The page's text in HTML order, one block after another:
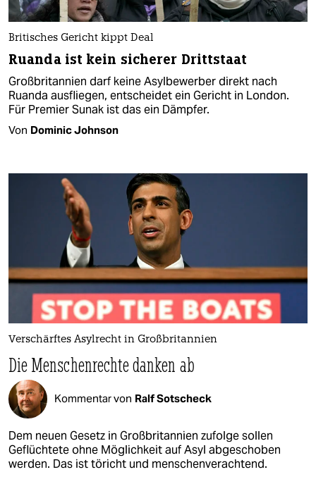
Britisches Gericht kippt Deal
Ruanda ist kein sicherer Drittstaat
Großbritannien darf keine Asylbewerber direkt nach
Ruanda ausfliegen, entscheidet ein Gericht in London.
Für Premier Sunak ist das ein Dämpfer.
Von Dominic Johnson
Verschärftes Asylrecht in Großbritannien
Die Menschenrechte danken ab
Kommentar von Ralf Sotscheck
Dem neuen Gesetz in Großbritannien zufolge sollen
Geflüchtete ohne Möglichkeit auf Asyl abgeschoben
werden. Das ist töricht und menschenverachtend.